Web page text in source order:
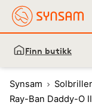
Finn butikk
Synsam Solbriller
Ray-Ban Daddy-O